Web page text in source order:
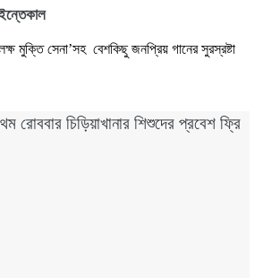
মুক্তি সেনা’সহ বেশকিছু জনপ্রিয় গানের সুরস্রষ্টা